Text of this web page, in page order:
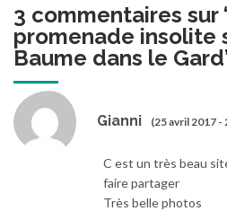
3 commentaires sur
promenade insolite
Baume dans le Gard
Gianni (25 avril 2017 -
C est un très beau
faire partager
Très belle photos